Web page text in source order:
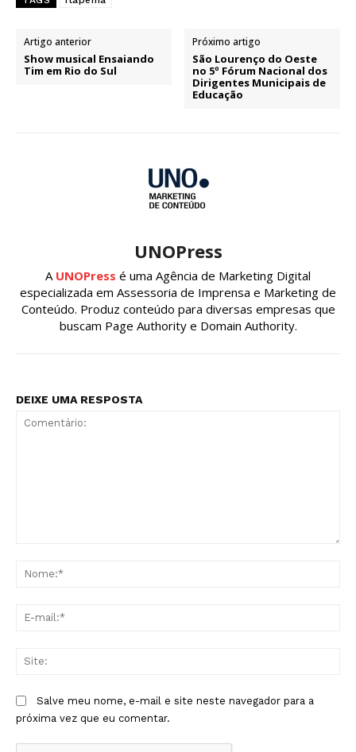
Artigo anterior
Show musical Ensaiando
Tim em Rio do Sul
Próximo artigo
São Lourenço do Oeste
no 5º Fórum Nacional dos
Dirigentes Municipais de
Educação
UNOPress
A UNOPress é uma Agência de Marketing Digital
especializada em Assessoria de Imprensa e Marketing de
Conteúdo. Produz conteúdo para diversas empresas que
buscam Page Authority e Domain Authority.
DEIXE UMA RESPOSTA
Salve meu nome, e-mail e site neste navegador para a
próxima vez que eu comentar.